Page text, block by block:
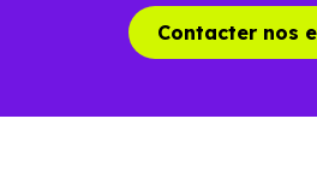
Contacter nos